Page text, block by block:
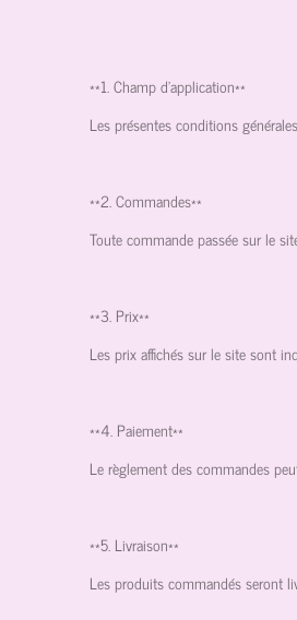
**1. Champ d'application**
Les présentes conditions
**2. Commandes**
Toute commande passée sur le
**3. Prix**
Les prix affichés sur le site sont
**4. Paiement**
Le règlement des commandes
**5. Livraison**
Les produits commandés seront